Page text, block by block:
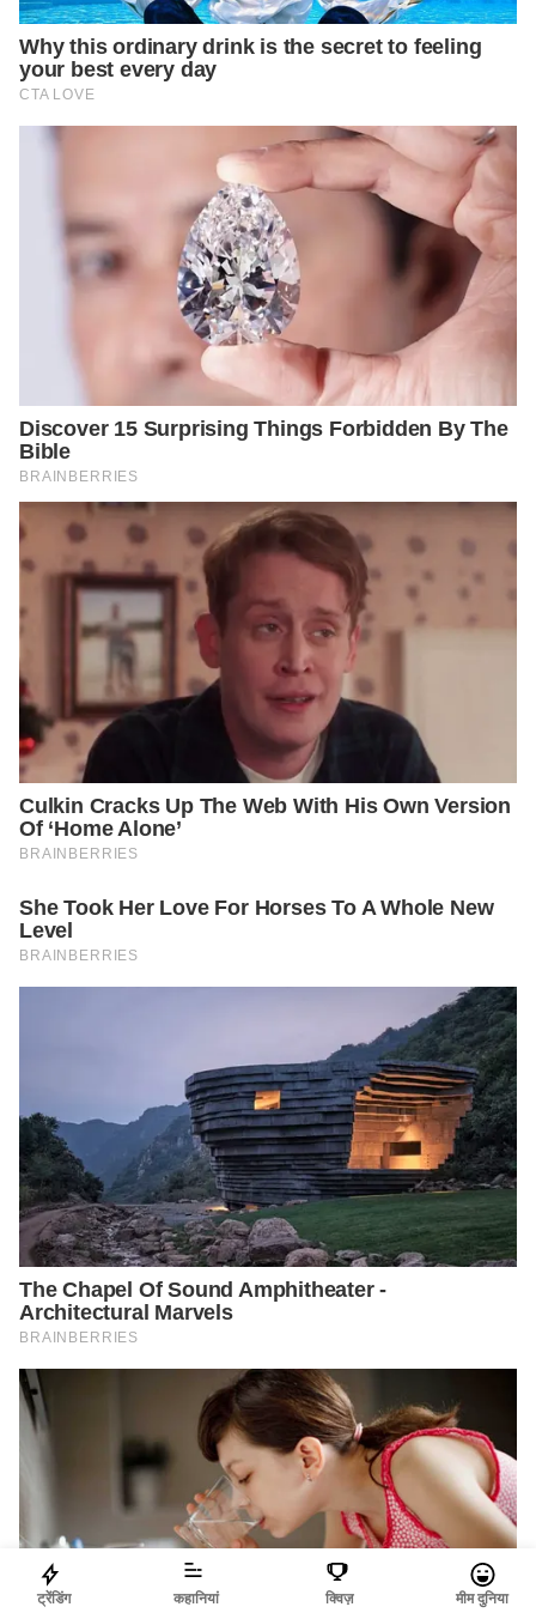
ट्रेंडिंग कहानियां क्विज़ मीम दुनिया